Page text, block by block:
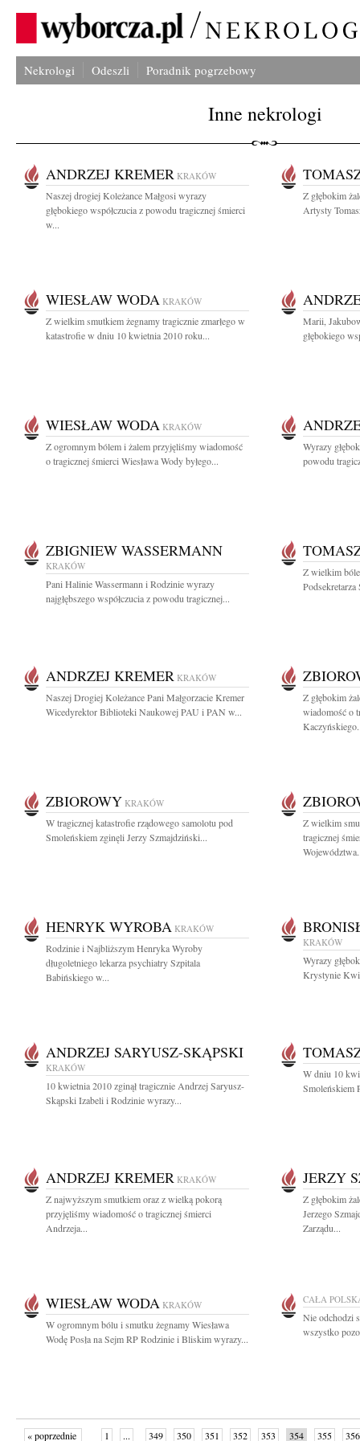
Nekrologi Odeszli Poradnik pogrzebowy
Inne nekrologi
ANDRZEJ KREMER KRAKÓW
Naszej drogiej Koleżance Małgosi wyrazy
głębokiego współczucia z powodu tragicznej śmierci
w...
Z głębokim
Artysty
WIESŁAW WODA KRAKÓW
Z wielkim smutkiem żegnamy tragicznie zmarłego w
katastrofie w dniu 10 kwietnia 2010 roku...
Marii,
głębokiego
WIESŁAW WODA KRAKÓW
Z ogromnym bólem i żalem przyjęliśmy wiadomość
o tragicznej śmierci Wiesława Wody byłego...
Wyrazy
powodu
ZBIGNIEW WASSERMANN
KRAKÓW
Pani Halinie Wassermann i Rodzinie wyrazy
najgłębszego współczucia z powodu tragicznej...
Z wielkim
ANDRZEJ KREMER KRAKÓW
Naszej Drogiej Koleżance Pani Małgorzacie Kremer
Wicedyrektor Biblioteki Naukowej PAU i PAN w...
Z głębokim
wiadomość o
ZBIOROWY KRAKÓW
W tragicznej katastrofie rządowego samolotu pod
Smoleńskiem zginęli Jerzy Szmajdziński...
Z wielkim
tragicznej
HENRYK WYROBA KRAKÓW
Rodzinie i Najbliższym Henryka Wyroby
długoletniego lekarza psychiatry Szpitala
Babińskiego w...
KRAKÓW
Wyrazy
Krystynie
ANDRZEJ SARYUSZ-SKĄPSKI
KRAKÓW
10 kwietnia 2010 zginął tragicznie Andrzej Saryusz-
Skąpski Izabeli i Rodzinie wyrazy...
W dniu 10
Smoleńskiem
ANDRZEJ KREMER KRAKÓW
Z najwyższym smutkiem oraz z wielką pokorą
przyjęliśmy wiadomość o tragicznej śmierci
Andrzeja...
JERZY
Z głębokim
Jerzego
Zarządu...
WIESŁAW WODA KRAKÓW
W ogromnym bólu i smutku żegnamy Wiesława
Wodę Posła na Sejm RP Rodzinie i Bliskim wyrazy...
CAŁA
Nie odchodzi
wszystko
« poprzednie 1 ... 349 350 351 352 353 354 355 356